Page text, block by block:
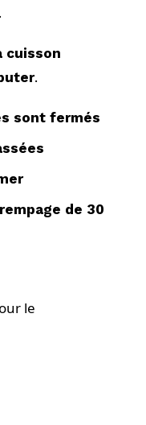
cuisson
.
sont fermés
de 30
le